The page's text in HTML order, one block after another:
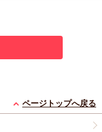
ページトップへ戻る